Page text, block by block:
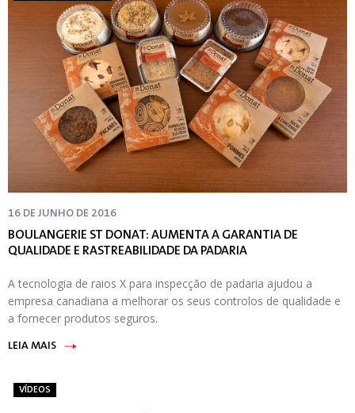
16 DE JUNHO DE 2016
BOULANGERIE ST DONAT: AUMENTA A GARANTIA DE
QUALIDADE E RASTREABILIDADE DA PADARIA
A tecnologia de raios X para inspecção de padaria ajudou a
empresa canadiana a melhorar os seus controlos de qualidade e
a fornecer produtos seguros.
LEIA MAIS
VÍDEOS